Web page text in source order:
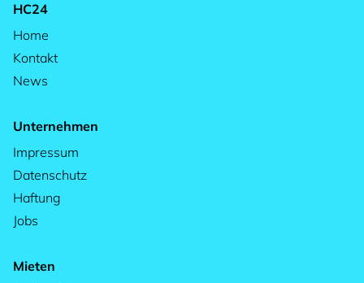
HC24
Home
Kontakt
News
Unternehmen
Impressum
Datenschutz
Haftung
Jobs
Mieten